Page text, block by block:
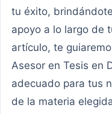
tu éxito,
apoyo a lo largo de
artículo, te
Asesor en Tesis en
adecuado para tus
de la materia